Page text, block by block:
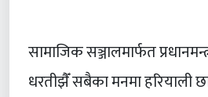
सामाजिक सञ्जालमार्फत
धरतीझैँ सबैका मनमा हरियाली